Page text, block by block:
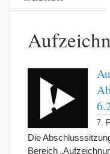
7.
Die
Bereich